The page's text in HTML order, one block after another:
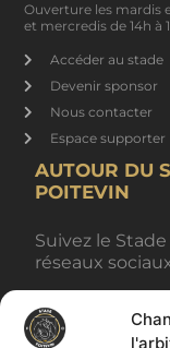
Ouverture les mardis
et mercredis de 14h à
Accéder au stade
Devenir sponsor
Nous contacter
Espace supporter
AUTOUR DU
POITEVIN
Suivez le
réseaux
BILLETTERIE